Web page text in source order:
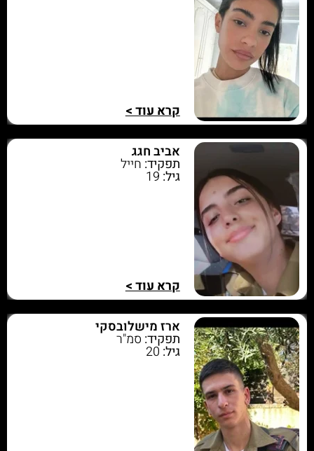
קרא עוד >
אביב חגג
תפקיד: חייל
גיל:19
קרא עוד >
ארז מישלובסקי
תפקיד: סמ"ר
גיל:20